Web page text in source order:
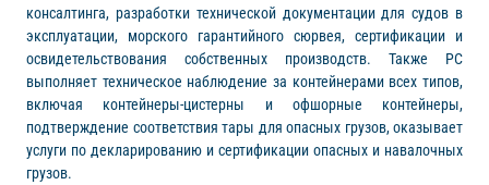
консалтинга, разработки технической документации для судов в
эксплуатации, морского гарантийного сюрвея, сертификации и
освидетельствования собственных производств. Также РС
выполняет техническое наблюдение за контейнерами всех типов,
включая контейнеры-цистерны и офшорные контейнеры,
подтверждение соответствия тары для опасных грузов, оказывает
услуги по декларированию и сертификации опасных и навалочных
грузов.